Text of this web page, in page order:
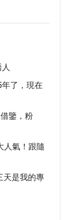
了，現在
鑒，粉
人氣！跟隨
天是我的專